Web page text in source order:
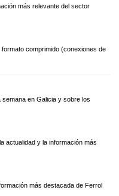
más relevante del sector
comprimido (conexiones de
en Galicia y sobre los
actualidad y la información más
más destacada de Ferrol